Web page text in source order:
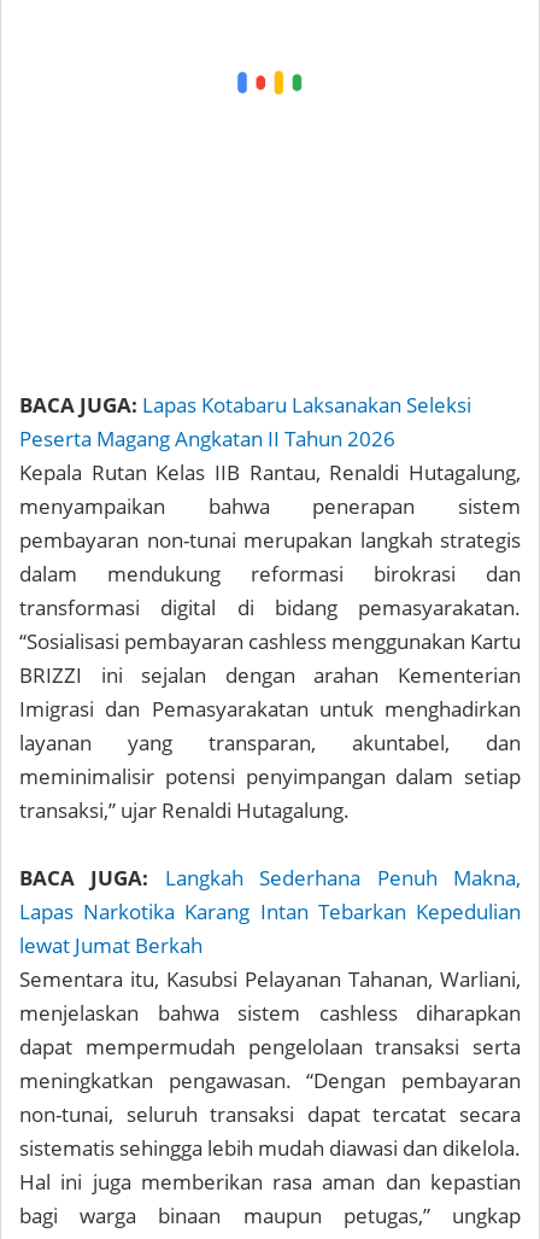
BACA JUGA: Lapas Kotabaru Laksanakan Seleksi
Peserta Magang Angkatan II Tahun 2026
Kepala Rutan Kelas IIB Rantau, Renaldi Hutagalung,
menyampaikan bahwa penerapan sistem
pembayaran non-tunai merupakan langkah strategis
dalam mendukung reformasi birokrasi dan
transformasi digital di bidang pemasyarakatan.
“Sosialisasi pembayaran cashless menggunakan Kartu
BRIZZI ini sejalan dengan arahan Kementerian
Imigrasi dan Pemasyarakatan untuk menghadirkan
layanan yang transparan, akuntabel, dan
meminimalisir potensi penyimpangan dalam setiap
transaksi,” ujar Renaldi Hutagalung.
BACA JUGA:
Langkah Sederhana Penuh Makna,
Lapas Narkotika Karang Intan Tebarkan Kepedulian
lewat Jumat Berkah
Sementara itu, Kasubsi Pelayanan Tahanan, Warliani,
menjelaskan bahwa sistem cashless diharapkan
dapat mempermudah pengelolaan transaksi serta
meningkatkan pengawasan. “Dengan pembayaran
non-tunai, seluruh transaksi dapat tercatat secara
sistematis sehingga lebih mudah diawasi dan dikelola.
Hal ini juga memberikan rasa aman dan kepastian
bagi warga binaan maupun petugas,” ungkap